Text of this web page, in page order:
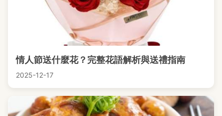
情人節送什麼花？完整花語解析與送禮指南
2025-12-17